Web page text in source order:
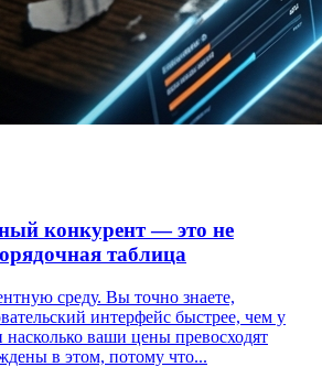
конкурент — это не
таблица
среду. Вы точно знаете,
интерфейс быстрее, чем у
ваши цены превосходят
в этом, потому что...